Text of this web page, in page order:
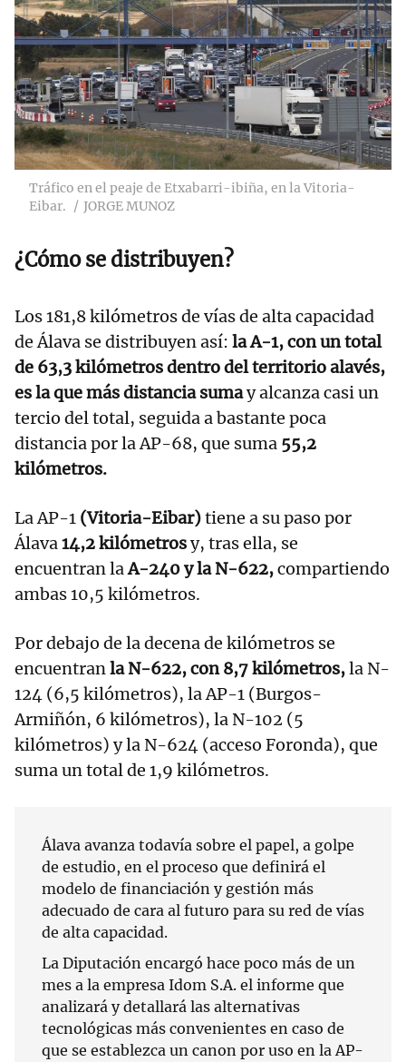
Tráfico en el peaje de Etxabarri-ibiña, en la Vitoria-
Eibar.
JORGE MUNOZ
¿Cómo se distribuyen?
Los 181,8 kilómetros de vías de alta capacidad
de Álava se distribuyen así: la A-1, con un total
de 63,3 kilómetros dentro del territorio alavés,
es la que más distancia sumay alcanza casi un
tercio del total, seguida a bastante poca
distancia por la AP-68, que suma 55,2
kilómetros.
La AP-1 (Vitoria-Eibar)tiene a su paso por
Álava14,2 kilómetrosy, tras ella, se
encuentran laA-240 y la N-622,compartiendo
ambas 10,5 kilómetros.
Por debajo de la decena de kilómetros se
encuentranla N-622, con 8,7 kilómetros,la N-
124 (6,5 kilómetros), la AP-1 (Burgos-
Armiñón, 6 kilómetros), la N-102 (5
kilómetros) y la N-624 (acceso Foronda), que
suma un total de 1,9 kilómetros.
Álava avanza todavía sobre el papel, a golpe
de estudio, en el proceso que definirá el
modelo de financiación y gestión más
adecuado de cara al futuro para su red de vías
de alta capacidad.
La Diputación encargó hace poco más de un
mes a la empresa Idom S.A. el informe que
analizará y detallará las alternativas
tecnológicas más convenientes en caso de
que se establezca un canon por uso en la AP-